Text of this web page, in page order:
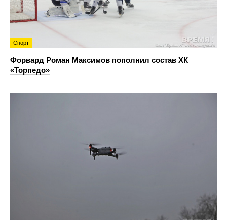
Спорт
Форвард Роман Максимов пополнил состав ХК
«Торпедо»